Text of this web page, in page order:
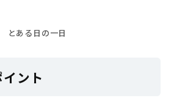
とある日の一日
ント